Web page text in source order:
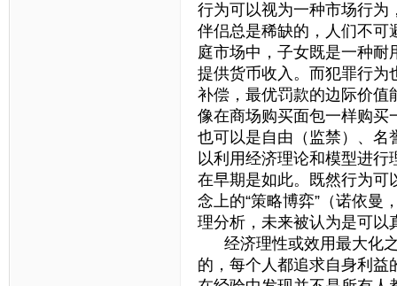
行为可以视为一种市场行为
伴侣总是稀缺的，人们不可
庭市场中，子女既是一种耐
提供货币收入。而犯罪行为
补偿，最优罚款的边际价值
像在商场购买面包一样购买
也可以是自由（监禁）、名
以利用经济理论和模型进行
在早期是如此。既然行为可
念上的“策略博弈”（诺依曼
理分析，未来被认为是可以
经济理性或效用最大化之
的，每个人都追求自身利益